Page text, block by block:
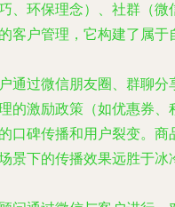
、环保理念）、社群（微
客户管理，它构建了属于
通过微信朋友圈、群聊分
的激励政策（如优惠券、
口碑传播和用户裂变。商
景下的传播效果远胜于冰